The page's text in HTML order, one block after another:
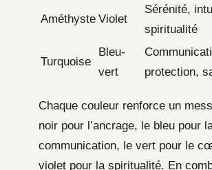
Améthyste Violet
Sérénité,
spiritualité
Turquoise
Bleu-
vert
protection,
Chaque couleur renforce un
noir pour l’ancrage, le bleu pour
communication, le vert pour le
violet pour la spiritualité. En